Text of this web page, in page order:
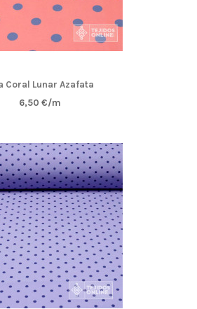
Coral Lunar Azafata
6,50 €/m